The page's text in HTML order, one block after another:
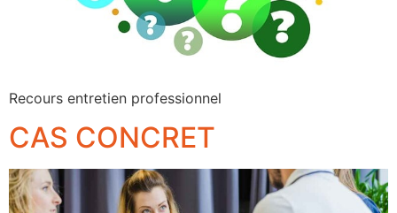
Recours entretien professionnel
CAS CONCRET